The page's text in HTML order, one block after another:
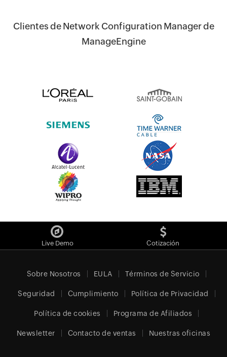
Clientes de Network Configuration Manager de
ManageEngine
Live Demo Cotización
Sobre Nosotros EULA Términos de Servicio
Seguridad Cumplimiento Política de Privacidad
Política de cookies Programa de Afiliados
Newsletter Contacto de ventas Nuestras oficinas